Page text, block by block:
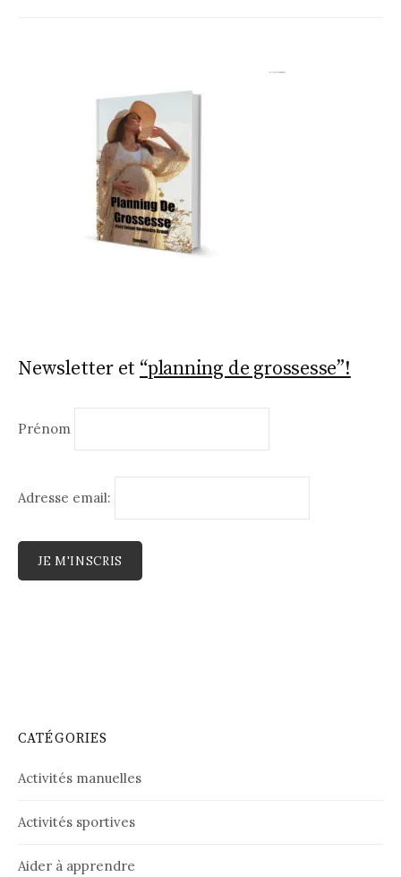
Newsletter et “planning de grossesse”!
Prénom
Adresse email:
CATÉGORIES
Activités manuelles
Activités sportives
Aider à apprendre